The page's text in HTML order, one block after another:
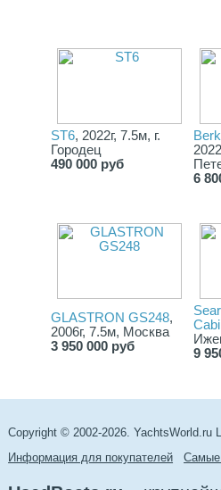
ST6, 2022г, 7.5м, г.
Городец
490 000 руб
6
GLASTRON GS248,
2006г, 7.5м, Москва
3 950 000 руб
9
Copyright © 2002-2026. YachtsWorld.ru
Информация для покупателей
Самые